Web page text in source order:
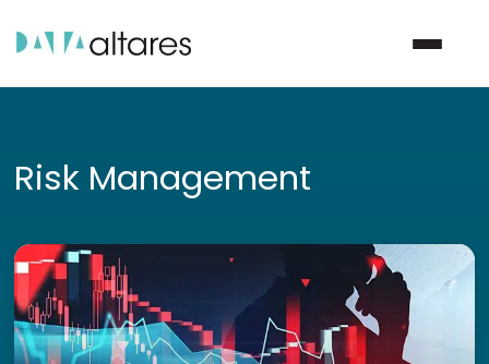
Nos solutions
Nos data
Risk Management